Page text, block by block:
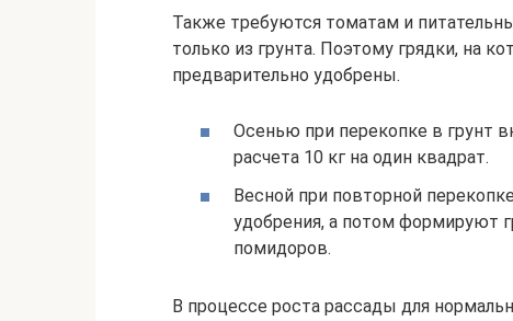
Также требуются томатам и
только из грунта. Поэтому грядки, на
предварительно удобрены.
Осенью при перекопке в грунт
расчета 10 кг на один квадрат.
Весной при повторной
удобрения, а потом формируют
помидоров.
В процессе роста рассады для